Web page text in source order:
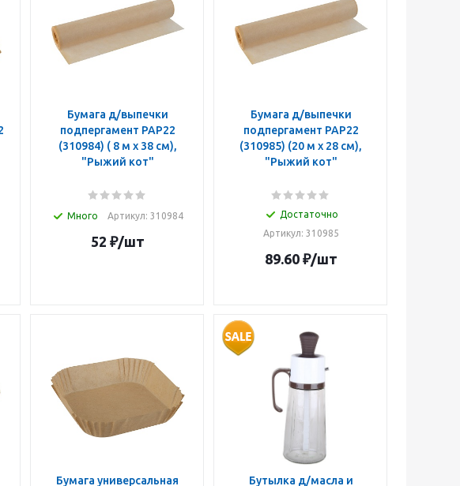
Бумага д/выпечки
подпергамент PAP22
(310984) ( 8 м х 38 см),
"Рыжий кот"
Много Артикул: 310984
52 ₽/шт
Бумага д/выпечки
подпергамент PAP22
(310985) (20 м х 28 см),
"Рыжий кот"
Достаточно
Артикул: 310985
89.60₽/шт
Бумага универсальная Бутылка д/масла и